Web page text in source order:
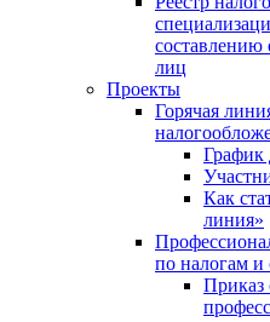
составлению
лиц
Проекты
Горячая
График
Как
линия»
по налогам и
Приказ